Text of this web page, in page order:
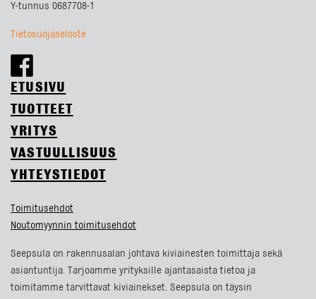
Y-tunnus 0687708-1
Tietosuojaseloste
ETUSIVU
TUOTTEET
YRITYS
VASTUULLISUUS
YHTEYSTIEDOT
Toimitusehdot
Noutomyynnin toimitusehdot
Seepsula on rakennusalan johtava kiviainesten toimittaja sekä
asiantuntija. Tarjoamme yrityksille ajantasaista tietoa ja
toimitamme tarvittavat kiviainekset. Seepsula on täysin